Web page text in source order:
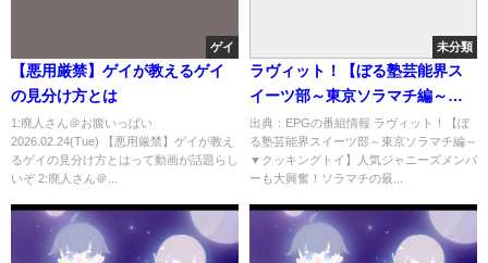
ゲイ
【悪用厳禁】ゲイが教えるゲイ
の見分け方とは
1:廃人さん＠お腹いっぱい
2026.02.24(Tue) 【悪用厳禁】ゲイが教え
るゲイの見分け方とはって動画が話題らし
いぞ 2:廃人さん＠...
未分類
ラヴィット！【ぼる塾芸能界ス
イーツ部～東京ソラマチ編～▼
クッキングトイ】[字]…の番組内
容解析まとめ
出典：EPGの番組情報 ラヴィット！【ぼ
る塾芸能界スイーツ部～東京ソラマチ編～
▼クッキングトイ】人気ジャニーズメンバ
ーも大興奮！ソラマチの最...